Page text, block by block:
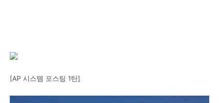
[AP 시스템 포스팅 1탄]